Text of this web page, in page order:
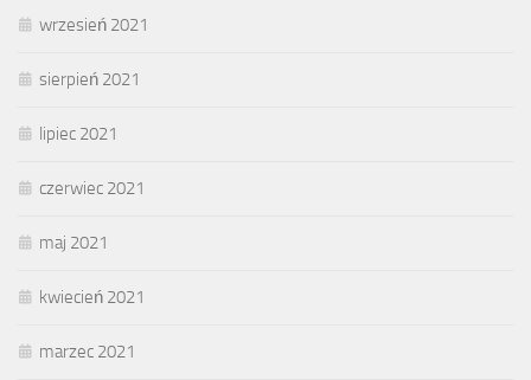
wrzesień 2021
sierpień 2021
lipiec 2021
czerwiec 2021
maj 2021
kwiecień 2021
marzec 2021